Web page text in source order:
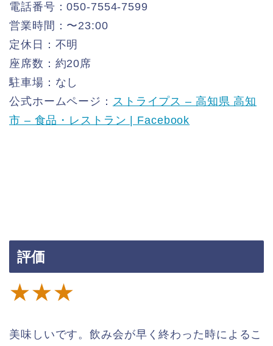
電話番号：050-7554-7599
営業時間：〜23:00
定休日：不明
座席数：約20席
駐車場：なし
公式ホームページ： ストライプス – 高知県 高知
市 – 食品・レストラン | Facebook
評価
★★★
美味しいです。飲み会が早く終わった時によるこ